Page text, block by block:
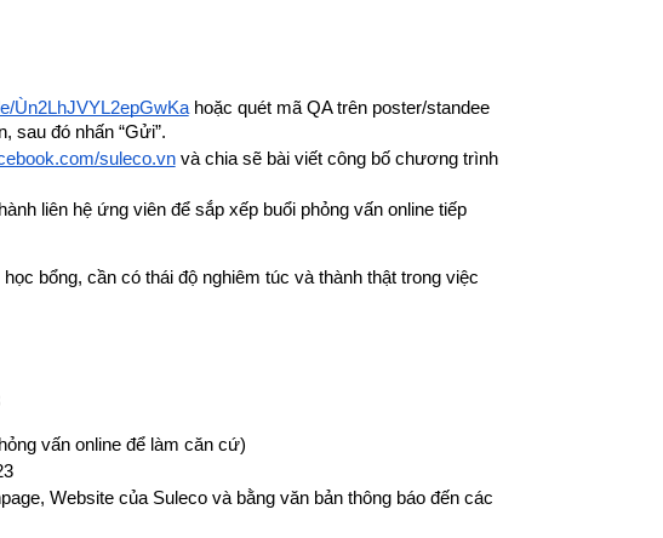
Ùn2LhJVYL2epGwKa hoặc quét mã QA trên poster/standee
sau đó nhấn “Gửi”.
suleco.vn và chia sẽ bài viết công bố chương trình
liên hệ ứng viên để sắp xếp buổi phỏng vấn online tiếp
bổng, cần có thái độ nghiêm túc và thành thật trong việc
vấn online để làm căn cứ)
Website của Suleco và bằng văn bản thông báo đến các